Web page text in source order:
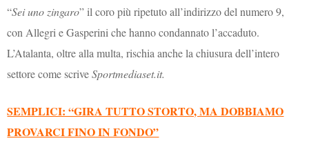
“Sei uno zingaro” il coro più ripetuto all’indirizzo del numero 9,
con Allegri e Gasperini che hanno condannato l’accaduto.
L’Atalanta, oltre alla multa, rischia anche la chiusura dell’intero
settore come scriveSportmediaset.it.
SEMPLICI: “GIRA TUTTO STORTO, MA DOBBIAMO
PROVARCI FINO IN FONDO”